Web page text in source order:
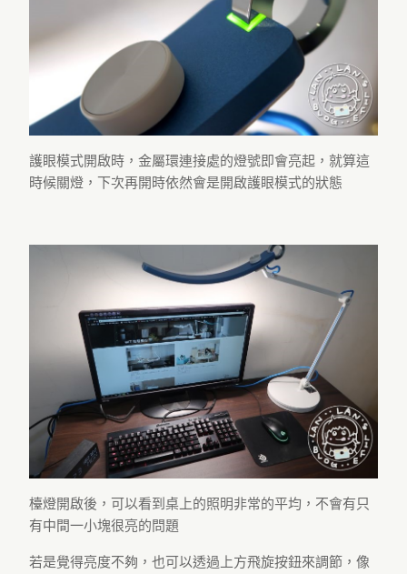
護眼模式開啟時，金屬環連接處的燈號即會亮起，就算這
時候關燈，下次再開時依然會是開啟護眼模式的狀態
檯燈開啟後，可以看到桌上的照明非常的平均，不會有只
有中間一小塊很亮的問題
若是覺得亮度不夠，也可以透過上方飛旋按鈕來調節，像